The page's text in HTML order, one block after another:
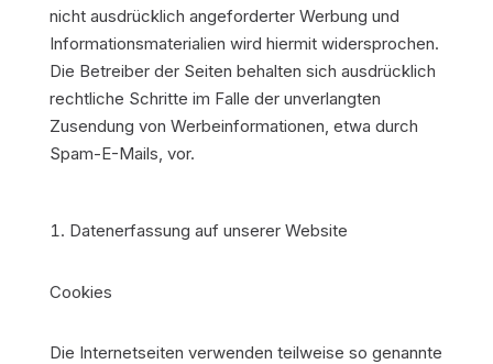
nicht ausdrücklich angeforderter Werbung und
Informationsmaterialien wird hiermit widersprochen.
Die Betreiber der Seiten behalten sich ausdrücklich
rechtliche Schritte im Falle der unverlangten
Zusendung von Werbeinformationen, etwa durch
Spam-E-Mails, vor.
Datenerfassung auf unserer Website
Cookies
Die Internetseiten verwenden teilweise so genannte